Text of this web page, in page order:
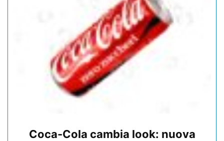
Coca-Cola cambia look: nuova